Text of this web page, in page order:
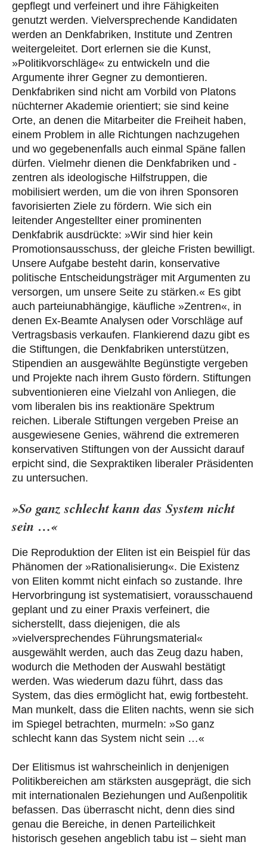
gepflegt und verfeinert und ihre Fähigkeiten
genutzt werden. Vielversprechende Kandidaten
werden an Denkfabriken, In­stitute und Zentren
weitergeleitet. Dort erlernen sie die Kunst,
»Politikvorschläge« zu entwickeln und die
Argumente ihrer Gegner zu demontieren.
Denkfabriken sind nicht am Vorbild von Platons
nüchterner Akademie orientiert; sie sind keine
Orte, an denen die Mitarbeiter die Freiheit haben,
einem Problem in alle Richtungen nachzugehen
und wo gegebenenfalls auch einmal Späne fallen
dürfen. Vielmehr dienen die Denkfabriken und -
zentren als ideologische Hilfstruppen, die
mobilisiert werden, um die von ihren Sponsoren
favorisierten Ziele zu fördern. Wie sich ein
leitender Angestellter einer prominenten
Denkfabrik ausdrückte: »Wir sind hier kein
Promotionsausschuss, der gleiche Fristen bewilligt.
Unsere Aufgabe besteht darin, konservative
politische Entscheidungsträger mit Argumenten zu
versorgen, um unsere Seite zu stärken.« Es gibt
auch parteiunabhängige, käufliche »Zen­tren«, in
denen Ex-Beamte Analysen oder Vorschläge auf
Vertragsbasis verkaufen. Flankierend dazu gibt es
die Stiftungen, die Denkfabriken unterstützen,
Stipendien an ausgewählte Begünstigte vergeben
und Projekte nach ihrem Gusto fördern. Stiftungen
subventionieren eine Vielzahl von Anliegen, die
vom liberalen bis ins reaktionäre Spektrum
reichen. Liberale Stiftungen vergeben Preise an
ausgewiesene Genies, während die extremeren
konservativen Stiftungen von der Aussicht darauf
erpicht sind, die Sexpraktiken liberaler Präsidenten
zu untersuchen.
»So ganz schlecht kann das System nicht
sein …«
Die Reproduktion der Eliten ist ein Beispiel für das
Phänomen der »Rationalisierung«. Die Existenz
von Eliten kommt nicht einfach so zustande. Ihre
Hervorbringung ist systematisiert, vorausschauend
geplant und zu einer Praxis verfeinert, die
sicherstellt, dass diejenigen, die als
»vielversprechendes Führungsmaterial«
ausgewählt werden, auch das Zeug dazu haben,
wodurch die Methoden der Auswahl bestätigt
werden. Was wiederum dazu führt, dass das
System, das dies ermöglicht hat, ewig fortbesteht.
Man munkelt, dass die Eliten nachts, wenn sie sich
im Spiegel betrachten, murmeln: »So ganz
schlecht kann das System nicht sein …«
Der Elitismus ist wahrscheinlich in denjenigen
Politikbereichen am stärksten ausgeprägt, die sich
mit internationalen Beziehungen und Außenpolitik
befassen. Das überrascht nicht, denn dies sind
genau die Bereiche, in denen Parteilichkeit
historisch gesehen angeblich tabu ist – sieht man